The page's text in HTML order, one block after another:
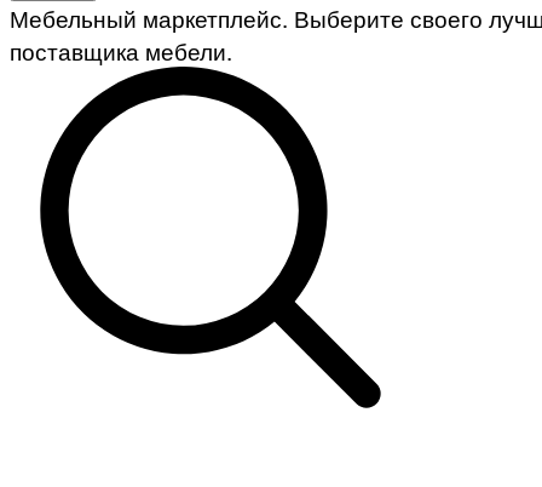
Мебельный маркетплейс. Выберите своего
поставщика мебели.